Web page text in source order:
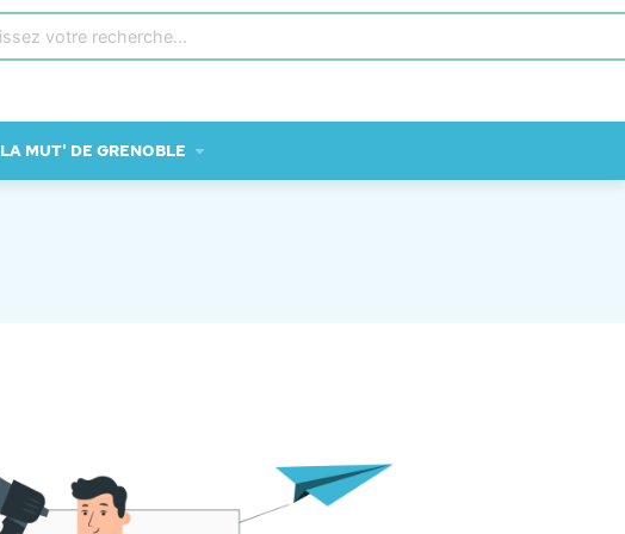
LA MUT' DE GRENOBLE